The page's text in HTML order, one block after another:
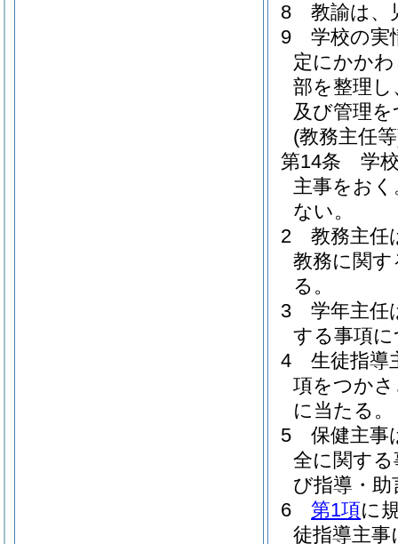
8
教諭は、
9
学校の実
定にかか
部を整理
及び管理
(教務主任
第14条
学
主事をおく
ない。
2
教務主任
教務に関
る。
3
学年主任
する事項
4
生徒指導
項をつか
に当たる。
5
保健主事
全に関す
び指導・
6
第1項に
徒指導主